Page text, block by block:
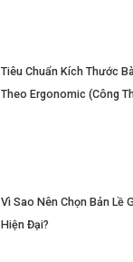
Tiêu Chuẩn Kích Thước
Theo Ergonomic (Công
Vì Sao Nên Chọn Bản Lề
Hiện Đại?